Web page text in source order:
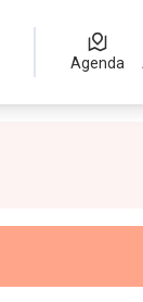
Agenda